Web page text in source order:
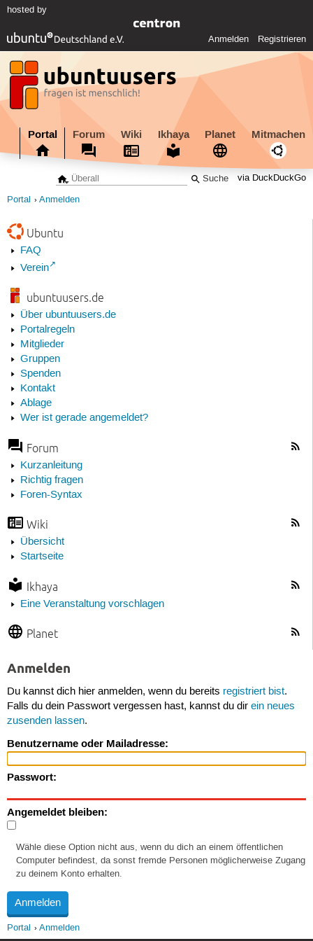
hosted by
Anmelden Registrieren
Portal Forum Wiki Ikhaya Planet Mitmachen
via DuckDuckGo
Portal Anmelden
Ubuntu
FAQ
Verein
ubuntuusers.de
Über ubuntuusers.de
Portalregeln
Mitglieder
Gruppen
Spenden
Kontakt
Ablage
Wer ist gerade angemeldet?
Forum
Kurzanleitung
Richtig fragen
Foren-Syntax
Wiki
Übersicht
Startseite
Ikhaya
Eine Veranstaltung vorschlagen
Planet
Anmelden
Du kannst dich hier anmelden, wenn du bereits registriert bist.
Falls du dein Passwort vergessen hast, kannst du dir ein neues
zusenden lassen.
Benutzername oder Mailadresse:
Passwort:
Angemeldet bleiben:
Wähle diese Option nicht aus, wenn du dich an einem öffentlichen
Computer befindest, da sonst fremde Personen möglicherweise Zugang
zu deinem Konto erhalten.
Portal Anmelden